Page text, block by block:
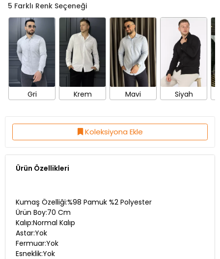
5 Farklı Renk Seçeneği
Gri Krem Mavi Siyah
Koleksiyona Ekle
Ürün Özellikleri
Kumaş Özelliği:%98 Pamuk %2 Polyester
Ürün Boy:70 Cm
Kalıp:Normal Kalıp
Astar:Yok
Fermuar:Yok
Esneklik:Yok